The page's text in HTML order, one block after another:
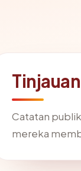
Catatan
mereka